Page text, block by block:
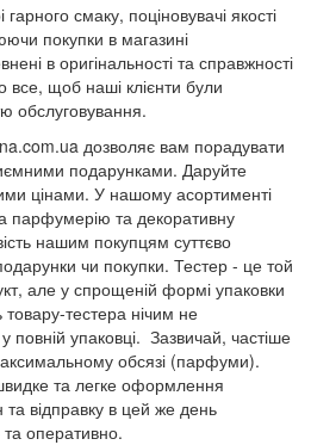
смаку, поціновувачі якості
покупки в магазині
в оригінальності та справжності
щоб наші клієнти були
обслуговування.
дозволяє вам порадувати
подарунками. Даруйте
цінами. У нашому асортименті
парфумерію та декоративну
нашим покупцям суттєво
чи покупки. Тестер - це той
але у спрощеній формі упаковки
товару-тестера нічим не
у повній упаковці. Зазвичай, частіше
обсязі (парфуми).
та легке оформлення
відправку в цей же день
оперативно.